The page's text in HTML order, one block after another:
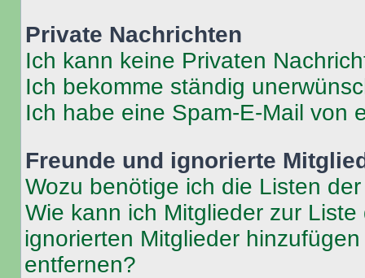
Private Nachrichten
Ich kann keine Privaten
Ich bekomme ständig
Ich habe eine Spam-E-Mail von
Freunde und ignorierte
Wozu benötige ich die Listen
Wie kann ich Mitglieder zur
ignorierten Mitglieder
entfernen?